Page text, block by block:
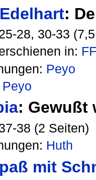
:
28, 30-33
in:
Peyo
Peyo
: Gewußt
38 (2 Seiten)
Huth
mit